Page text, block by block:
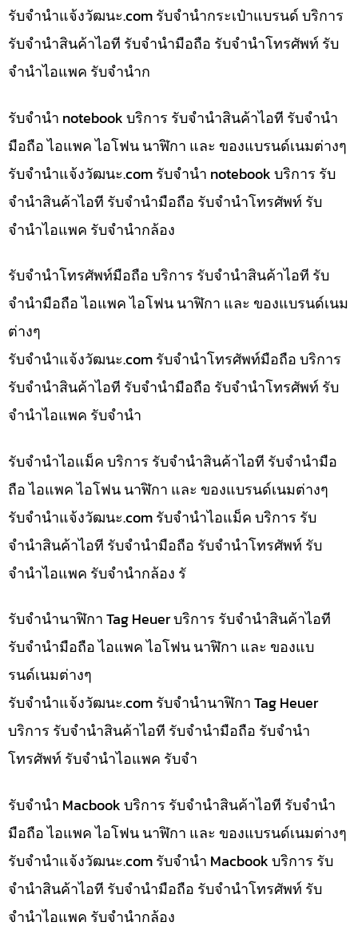
รับจํานําแจ้งวัฒนะ.com รับจำนำกระเป๋าแบรนด์ บริการ
รับจำนำสินค้าไอที รับจำนำมือถือ รับจำนำโทรศัพท์ รับ
จำนำไอแพค รับจำนำก
รับจำนำ notebook บริการ รับจำนำสินค้าไอที รับจำนำ
มือถือ ไอแพค ไอโฟน นาฬิกา และ ของแบรนด์เนมต่างๆ
รับจํานําแจ้งวัฒนะ.com รับจำนำ notebook บริการ รับ
จำนำสินค้าไอที รับจำนำมือถือ รับจำนำโทรศัพท์ รับ
จำนำไอแพค รับจำนำกล้อง
รับจำนำโทรศัพท์มือถือ บริการ รับจำนำสินค้าไอที รับ
จำนำมือถือ ไอแพค ไอโฟน นาฬิกา และ ของแบรนด์เนม
ต่างๆ
รับจํานําแจ้งวัฒนะ.com รับจำนำโทรศัพท์มือถือ บริการ
รับจำนำสินค้าไอที รับจำนำมือถือ รับจำนำโทรศัพท์ รับ
จำนำไอแพค รับจำนำ
รับจำนำไอแม็ค บริการ รับจำนำสินค้าไอที รับจำนำมือ
ถือ ไอแพค ไอโฟน นาฬิกา และ ของแบรนด์เนมต่างๆ
รับจํานําแจ้งวัฒนะ.com รับจำนำไอแม็ค บริการ รับ
จำนำสินค้าไอที รับจำนำมือถือ รับจำนำโทรศัพท์ รับ
จำนำไอแพค รับจำนำกล้อง รั
รับจำนำนาฬิกา Tag Heuer บริการ รับจำนำสินค้าไอที
รับจำนำมือถือ ไอแพค ไอโฟน นาฬิกา และ ของแบ
รนด์เนมต่างๆ
รับจํานําแจ้งวัฒนะ.com รับจำนำนาฬิกา Tag Heuer
บริการ รับจำนำสินค้าไอที รับจำนำมือถือ รับจำนำ
โทรศัพท์ รับจำนำไอแพค รับจำ
รับจำนำ Macbook บริการ รับจำนำสินค้าไอที รับจำนำ
มือถือ ไอแพค ไอโฟน นาฬิกา และ ของแบรนด์เนมต่างๆ
รับจํานําแจ้งวัฒนะ.com รับจำนำ Macbook บริการ รับ
จำนำสินค้าไอที รับจำนำมือถือ รับจำนำโทรศัพท์ รับ
จำนำไอแพค รับจำนำกล้อง